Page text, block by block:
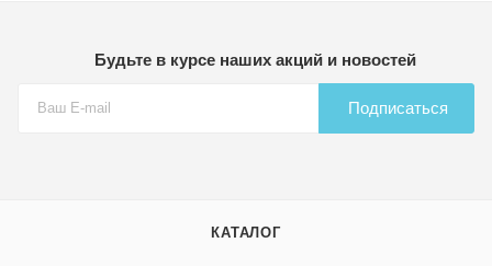
Будьте в курсе наших акций и новостей
Подписаться
КАТАЛОГ